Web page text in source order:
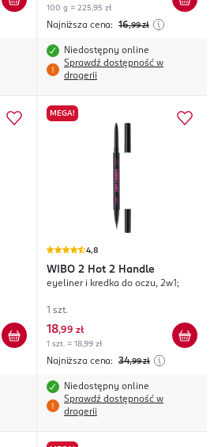
100 g = 225,95 zł
Najniższa cena: 16,99 zł
Niedostępny online
Sprawdź dostępność w
drogerii
MEGA!
4,8
WIBO 2 Hot 2 Handle
eyeliner i kredka do oczu, 2w1;
1 szt.
18,99 zł
1 szt. = 18,99 zł
Najniższa cena: 34,99 zł
Niedostępny online
Sprawdź dostępność w
drogerii